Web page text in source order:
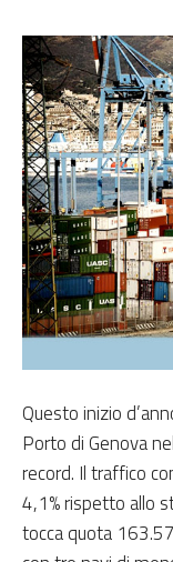
Questo inizio
Porto di Genova
record. Il traffico
4,1% rispetto allo
tocca quota